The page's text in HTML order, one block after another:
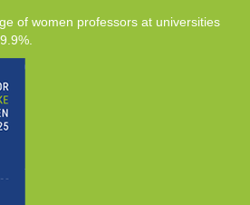
of women professors at universities